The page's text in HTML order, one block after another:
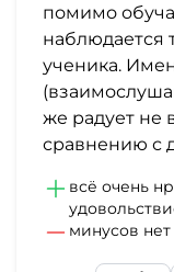
помимо
наблюдается
ученика.
же радует не
сравнению с
всё очень
минусов нет